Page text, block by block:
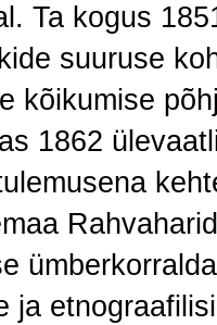
Ta kogus
suuruse
kõikumise
1862
ja